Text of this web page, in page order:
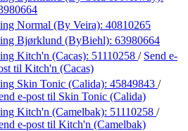
Normal (By Veira): 40810265
Bjørklund (ByBiehl): 63980664
Kitch'n (Cacas): 51110258 / Send e-
til Kitch'n (Cacas)
Skin Tonic (Calida): 45849843 /
e-post til Skin Tonic (Calida)
Kitch'n (Camelbak): 51110258 /
e-post til Kitch'n (Camelbak)